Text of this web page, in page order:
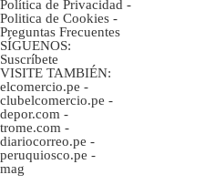
Política de Privacidad -
Politica de Cookies -
Preguntas Frecuentes
SÍGUENOS:
Suscríbete
VISITE TAMBIÉN:
elcomercio.pe -
clubelcomercio.pe -
depor.com -
trome.com -
diariocorreo.pe -
peruquiosco.pe -
mag